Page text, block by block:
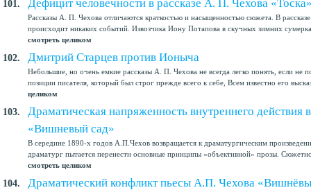
101. Дефицит человечности в рассказе А. П. Чехова
Рассказы А. П. Чехова отличаются краткостью и насыщенностью сюжета. В
происходит никаких событий. Извозчика Иону Потапова в скучных зимних
смотреть целиком
102. Дмитрий Старцев против Ионыча
Небольшие, но очень емкие рассказы А. П. Чехова не всегда легко понять, если не
позиции писателя, который был строг прежде всего к себе, Всем известно его
целиком
103.
Драматическая напряженность внутреннего действия
«Вишневый сад»
В середине 1890-х годов А.П.Чехов возвращается к драматургическим
драматург пытается перенести основные принципы «объективной» прозы.
смотреть целиком
104. Драматический конфликт пьесы А.П. Чехова